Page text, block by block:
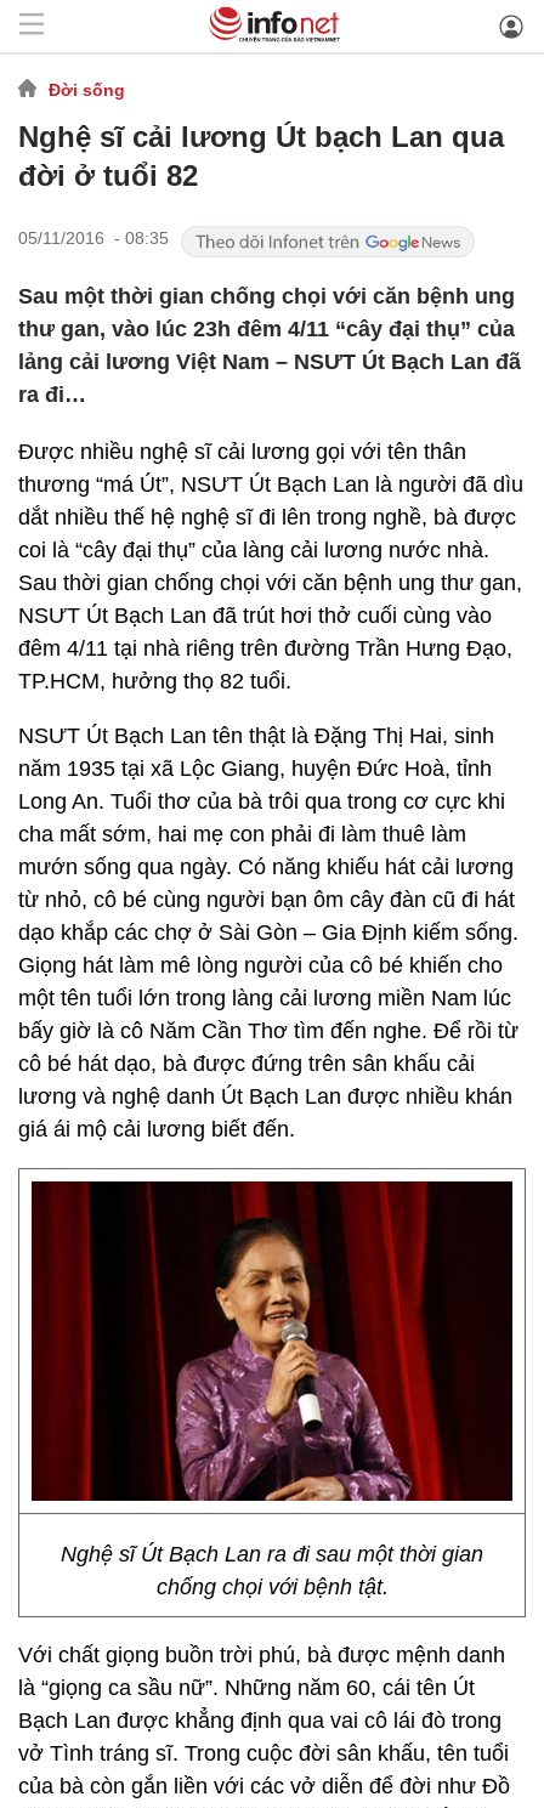
Đời sống
Nghệ sĩ cải lương Út bạch Lan qua
đời ở tuổi 82
05/11/2016 - 08:35
Sau một thời gian chống chọi với căn bệnh ung
thư gan, vào lúc 23h đêm 4/11 “cây đại thụ” của
lảng cải lương Việt Nam – NSƯT Út Bạch Lan đã
ra đi…
Được nhiều nghệ sĩ cải lương gọi với tên thân
thương “má Út”, NSƯT Út Bạch Lan là người đã dìu
dắt nhiều thế hệ nghệ sĩ đi lên trong nghề, bà được
coi là “cây đại thụ” của làng cải lương nước nhà.
Sau thời gian chống chọi với căn bệnh ung thư gan,
NSƯT Út Bạch Lan đã trút hơi thở cuối cùng vào
đêm 4/11 tại nhà riêng trên đường Trần Hưng Đạo,
TP.HCM, hưởng thọ 82 tuổi.
NSƯT Út Bạch Lan tên thật là Đặng Thị Hai, sinh
năm 1935 tại xã Lộc Giang, huyện Đức Hoà, tỉnh
Long An. Tuổi thơ của bà trôi qua trong cơ cực khi
cha mất sớm, hai mẹ con phải đi làm thuê làm
mướn sống qua ngày. Có năng khiếu hát cải lương
từ nhỏ, cô bé cùng người bạn ôm cây đàn cũ đi hát
dạo khắp các chợ ở Sài Gòn – Gia Định kiếm sống.
Giọng hát làm mê lòng người của cô bé khiến cho
một tên tuổi lớn trong làng cải lương miền Nam lúc
bấy giờ là cô Năm Cần Thơ tìm đến nghe. Để rồi từ
cô bé hát dạo, bà được đứng trên sân khấu cải
lương và nghệ danh Út Bạch Lan được nhiều khán
giá ái mộ cải lương biết đến.
Nghệ sĩ Út Bạch Lan ra đi sau một thời gian
chống chọi với bệnh tật.
Với chất giọng buồn trời phú, bà được mệnh danh
là “giọng ca sầu nữ”. Những năm 60, cái tên Út
Bạch Lan được khẳng định qua vai cô lái đò trong
vở Tình tráng sĩ. Trong cuộc đời sân khấu, tên tuổi
của bà còn gắn liền với các vở diễn để đời như Đồ